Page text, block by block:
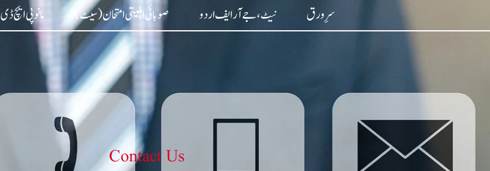
سرِ ورق نیٹ، جے آر ایف اردو صوبائی اہلیتی امتحان (سیٹ) مانو پی ایچ ڈی
Contact Us